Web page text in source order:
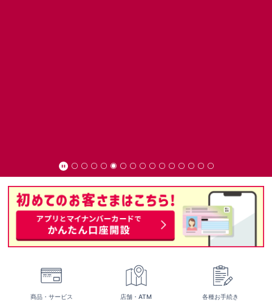
商品・サービス 店舗・ATM 各種お手続き